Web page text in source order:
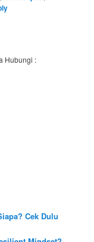
Hubungi :
Cek Dulu